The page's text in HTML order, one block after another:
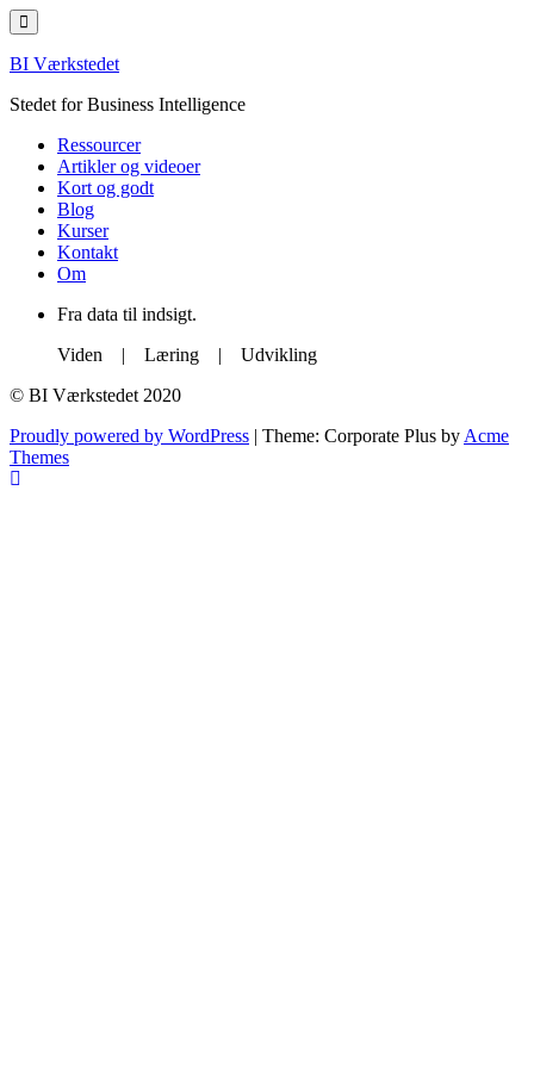
Skip
to
content
BI Værkstedet
Stedet for Business Intelligence
Ressourcer
Artikler og videoer
Kort og godt
Blog
Kurser
Kontakt
Om
Fra data til indsigt.
Viden | Læring | Udvikling
© BI Værkstedet 2020
Proudly powered by WordPress | Theme: Corporate Plus by Acme
Themes